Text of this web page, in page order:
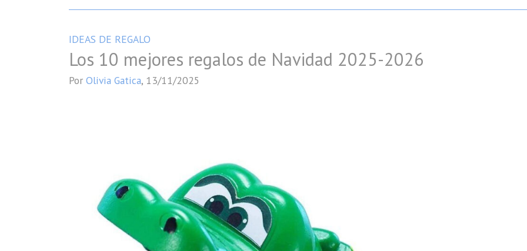
IDEAS DE REGALO
Los 10 mejores regalos de Navidad 2025-2026
Por Olivia Gatica, 13/11/2025